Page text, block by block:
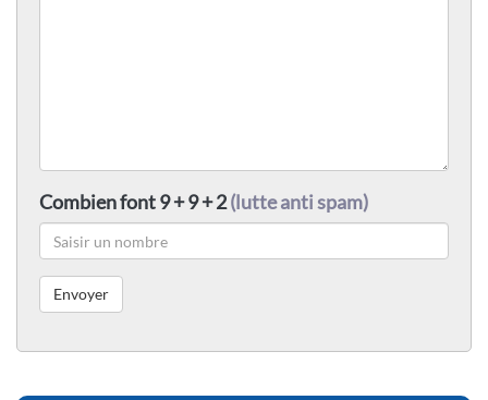
Combien font 9 + 9 + 2(lutte anti spam)